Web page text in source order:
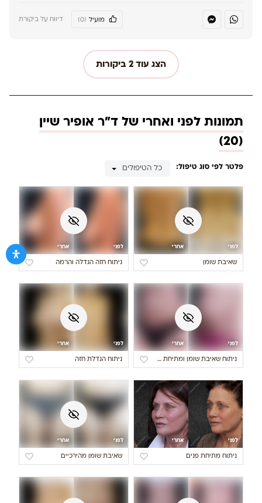
מועיל (0) דיווח על ביקורת
הצג עוד 2 ביקורות
תמונות לפני ואחרי של ד"ר אופיר שיין
(
20
)
פלטר לפי סוג טיפול: כל הטיפולים
לפני אחרי
שאיבת שומן
לפני אחרי
ניתוח חזה הגדלה והרמה
לפני אחרי
ניתוח שאיבת שומן ומתיחת בטן
לפני אחרי
ניתוח הגדלת חזה
לפני אחרי
ניתוח מתיחת פנים
לפני אחרי
שאיבת שומן מהירכיים